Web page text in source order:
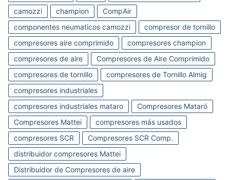
camozzi
champion
CompAir
componentes neumaticos camozzi
compresor de tornillo
compresores aire comprimido
compresores champion
compresores de aire
Compresores de Aire Comprimido
compresores de tornillo
compresores de Tornillo Almig
compresores industriales
compresores industriales mataro
Compresores Mataró
Compresores Mattei
compresores más usados
compresores SCR
Compresores SCR Comp.
distribuidor compresores Mattei
Distribuidor de Compresores de aire